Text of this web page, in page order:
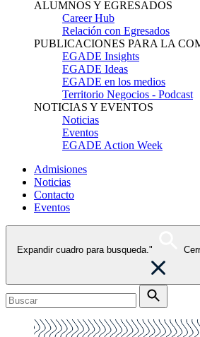
ALUMNOS Y EGRESADOS
Career Hub
Relación con Egresados
PUBLICACIONES PARA LA
EGADE Insights
EGADE Ideas
EGADE en los medios
Territorio Negocios - Podcast
NOTICIAS Y EVENTOS
Noticias
Eventos
EGADE Action Week
Admisiones
Noticias
Contacto
Eventos
Expandir cuadro para busqueda."